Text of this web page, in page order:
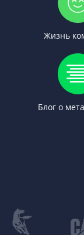
Жизнь
Блог о